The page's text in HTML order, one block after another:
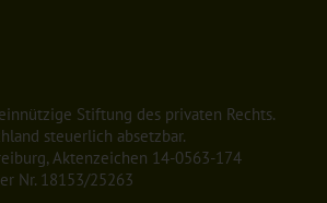
Stiftung des privaten Rechts.
steuerlich absetzbar.
Aktenzeichen 14-0563-174
Nr. 18153/25263